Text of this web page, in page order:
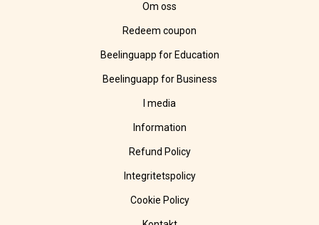
Om oss
Redeem coupon
Beelinguapp for Education
Beelinguapp for Business
I media
Information
Refund Policy
Integritetspolicy
Cookie Policy